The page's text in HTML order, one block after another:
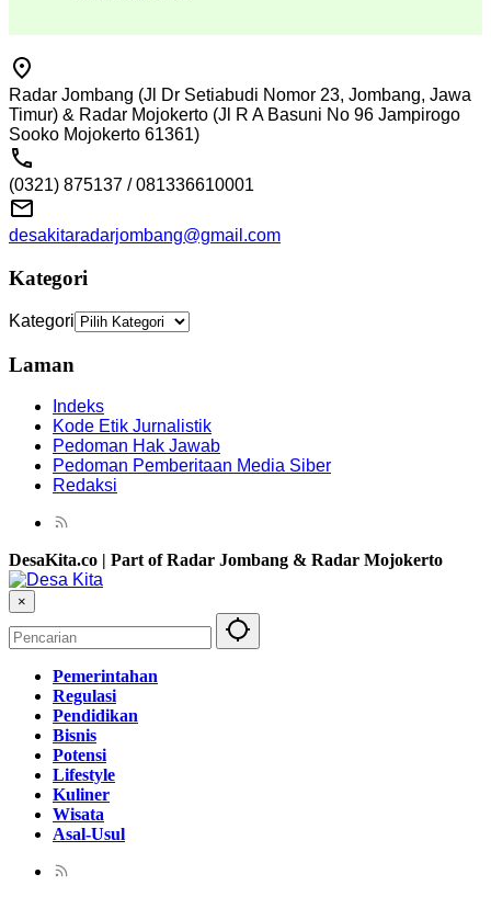
Radar Jombang (Jl Dr Setiabudi Nomor 23, Jombang, Jawa
Timur) & Radar Mojokerto (Jl R A Basuni No 96 Jampirogo
Sooko Mojokerto 61361)
(0321) 875137 / 081336610001
desakitaradarjombang@gmail.com
Kategori
Kategori
Laman
Indeks
Kode Etik Jurnalistik
Pedoman Hak Jawab
Pedoman Pemberitaan Media Siber
Redaksi
DesaKita.co | Part of Radar Jombang & Radar Mojokerto
×
Pemerintahan
Regulasi
Pendidikan
Bisnis
Potensi
Lifestyle
Kuliner
Wisata
Asal-Usul